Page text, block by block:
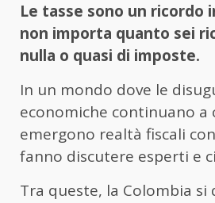
Le tasse sono un ricordo
non importa quanto sei
nulla o quasi di imposte.
In un mondo dove le
economiche continuano a
emergono realtà fiscali
fanno discutere esperti e
Tra queste, la Colombia